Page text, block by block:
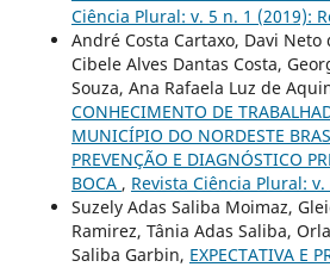
Ciência Plural: v. 5 n. 1 (2019):
André Costa Cartaxo, Davi Neto
Cibele Alves Dantas Costa,
Souza, Ana Rafaela Luz de
CONHECIMENTO DE
MUNICÍPIO DO NORDESTE
PREVENÇÃO E DIAGNÓSTICO
BOCA , Revista Ciência Plural:
Suzely Adas Saliba Moimaz,
Ramirez, Tânia Adas Saliba,
Saliba Garbin, EXPECTATIVA E